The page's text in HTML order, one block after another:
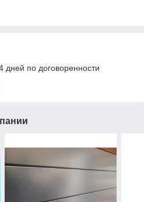
дней по договоренности